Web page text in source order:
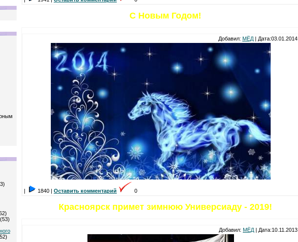
(53)
С Новым Годом!
Добавил: МЁД | Дата:03.01.2014
| 1840 | Оставить комментарий 0
Красноярск примет зимнюю Универсиаду - 2019!
Добавил: МЁД | Дата:10.11.2013